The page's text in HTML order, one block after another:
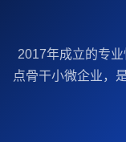
2017年成立的‌专
点骨干小微企业，